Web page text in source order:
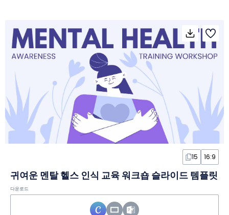
15 16:9
귀여운 멘탈 헬스 인식 교육 워크숍 슬라이드 템플릿
다운로드